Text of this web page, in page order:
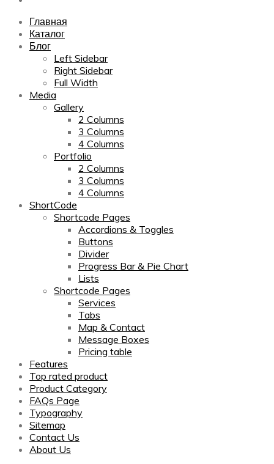
Главная
Каталог
Блог
Left Sidebar
Right Sidebar
Full Width
Media
Gallery
2 Columns
3 Columns
4 Columns
Portfolio
2 Columns
3 Columns
4 Columns
ShortCode
Shortcode Pages
Accordions & Toggles
Buttons
Divider
Progress Bar & Pie Chart
Lists
Shortcode Pages
Services
Tabs
Map & Contact
Message Boxes
Pricing table
Features
Top rated product
Product Category
FAQs Page
Typography
Sitemap
Contact Us
About Us